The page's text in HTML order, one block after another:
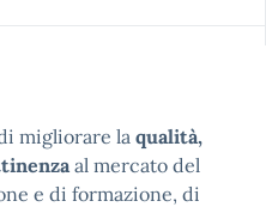
migliorare la qualità,
al mercato del
e di formazione, di